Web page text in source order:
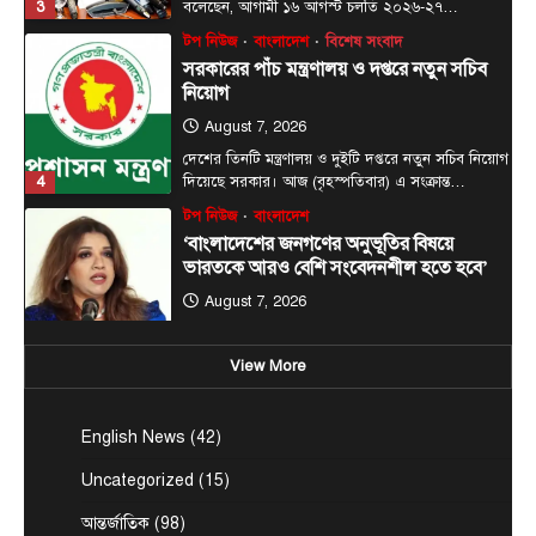
5
টপ নিউজ বাংলাদেশ
‘বাংলাদেশের জনগণের অনুভূতির বিষয়ে
ভারতকে আরও বেশি সংবেদনশীল হতে হবে’
পররাষ্ট্র প্রতিমন্ত্রী শামা ওবায়েদ ইসলাম বলেছেন,
বাংলাদেশের জনগণের অনুভূতি ও সংবেদনশীলতার বিষয়ে
ভারতকে আরও বেশি…
1
টপ নিউজ বাংলাদেশ বিশেষ সংবাদ
প্রধানমন্ত্রীকে বরণে প্রস্তুত চট্টগ্রাম, নেতাকর্মীরা
উজ্জীবিত
August 8, 2026
চট্টগ্রাম, (বাসস) : প্রধানমন্ত্রী হিসেবে দায়িত্ব গ্রহণের পর
প্রথমবার চট্টগ্রাম সফরে আসছেন তারেক রহমান।
আগামী…
আন্তর্জাতিক
সৌদি, তুরস্ক ও পাকিস্তানের মধ্যে প্রতিরক্ষা চুক্তি
সই হচ্ছে আজ
View More
English News (42)
Uncategorized (15)
আন্তর্জাতিক (98)